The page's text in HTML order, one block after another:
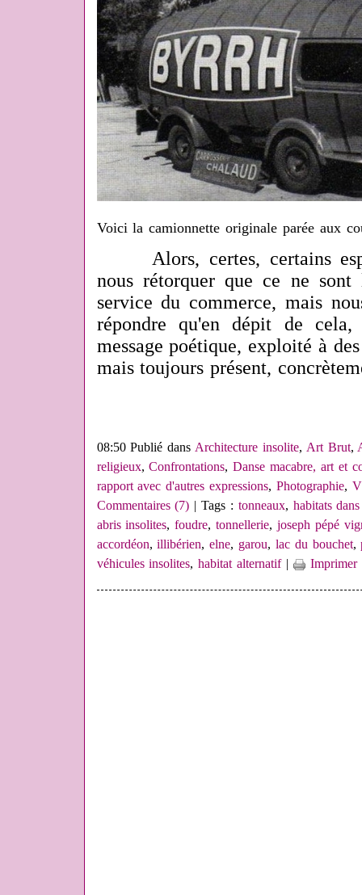
Voici la camionnette originale parée aux
Alors, certes, certains
nous rétorquer que ce ne
service du commerce, mais
répondre qu'en dépit de
message poétique, exploité à
mais toujours présent,
08:50 Publié dansArchitecture insolite, Art Brut,
religieux,Confrontations,Danse macabre, art et
rapport avec d'autres expressions, Photographie,
Commentaires (7) | Tags : tonneaux, habitats
abris insolites,foudre,tonnellerie, joseph pépé
accordéon,illibérien,elne, garou, lac du bouchet,
véhicules insolites,habitat alternatif| Imprimer